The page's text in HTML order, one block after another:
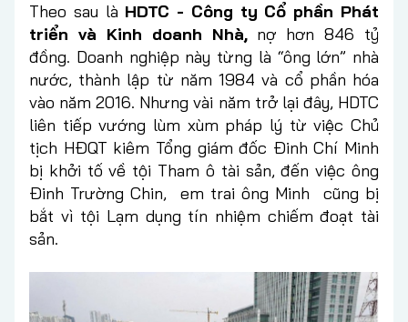
Theo sau là HDTC - Công ty Cổ phần Phát
triển và Kinh doanh Nhà,nợ hơn 846 tỷ
đồng. Doanh nghiệp này từng là “ông lớn” nhà
nước, thành lập từ năm 1984 và cổ phần hóa
vào năm 2016. Nhưng vài năm trở lại đây, HDTC
liên tiếp vướng lùm xùm pháp lý từ việc Chủ
tịch HĐQT kiêm Tổng giám đốc Đinh Chí Minh
bị khởi tố về tội Tham ô tài sản, đến việc ông
Đinh Trường Chin, em trai ông Minh cũng bị
bắt vì tội Lạm dụng tín nhiệm chiếm đoạt tài
sản.